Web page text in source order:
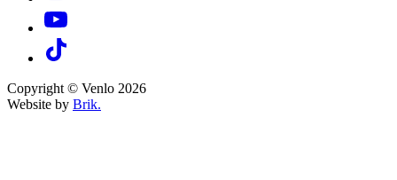
Copyright © Venlo 2026
Website by Brik.